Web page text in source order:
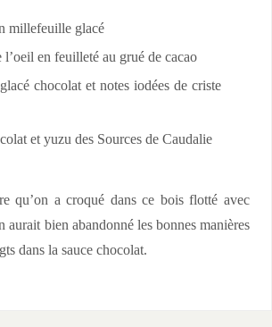
millefeuille glacé
l’oeil en feuilleté au grué de cacao
chocolat et notes iodées de criste
et yuzu des Sources de Caudalie
qu’on a croqué dans ce bois flotté avec
aurait bien abandonné les bonnes manières
dans la sauce chocolat.